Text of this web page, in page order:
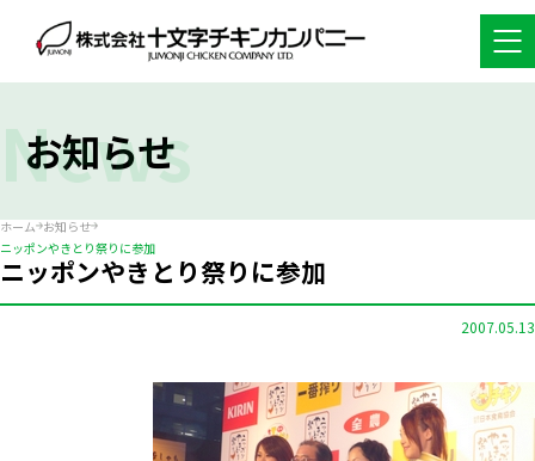
お知らせ
News
ホーム お知らせ
ニッポンやきとり祭りに参加
ニッポンやきとり祭りに参加
2007.05.13